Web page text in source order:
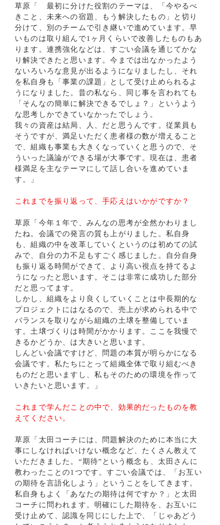
草原「 最初に分けた役割のテーマは、「今やるべ
きこと、未来への宿題、もう解決したもの」と切り
分けて、別のチームで引き継いで進めています。早
いものは取り組んで1ヶ月くらいで改善したものもあ
ります。連携強化などは、すごい会議を通じてかな
り解決できたと思います。今までは出なかったよう
ないろいろな意見が出るようになりましたし、それ
を私自身も「事業の課題」として受け止められるよ
うになりました。昔の私なら、同じ事を言われても
「そんなの簡単に解決できるでしょ？」というよう
な思考しかできていなかったでしょう。
我々の資産は結局、人、だと思うんです。従業員も
そうですが、満足いただく患者様の数が増えること
で、組織も事業も大きくなっていくと思うので、そ
ういった議論ができる場が大事です。現在は、患者
様満足を主なテーマにして話し合いを進めていま
す。」
これまでを振り返って、手応えはいかがですか？
草原「今年１年で、みんなの思考が全然かわりまし
たね。会議での発言の質も上がりました。私自身
も、組織の中を改革していくというのは初めての試
みで、自分の力不足もすごく感じました。自分自身
も振り返る時間ができて、より高い視点を持てるよ
うになったと思います。そこは非常に成功した部分
だと思ってます。
しかし、組織をより良くしていくことは中長期的な
プロジェクトにはなるので、売上が求められる中で
バランスを取りながら組織の土壌を整備していま
す。土壌づくりは時間がかかります。ここを我慢で
きるかどうか、は大きいと思います。
しんどい会議ですけど、問題の本質が明らかになる
会議です。私たちにとって組織全体で取り組むべき
ものだと思いますし、私もそのための環境を作って
いきたいと思います。」
これまで学んだことの中で、効果的だったものを教
えてください。
草原「太田コーチには、問題解決のために本当に大
事にしなければいけない概念など、たくさん教えて
いただきました。“期待”という概念も、太田さんに
教わったことの1つです。すごい会議では、「お互い
の期待を言語化しよう」ということをしてきます。
私自身もよく「あなたの期待は何ですか？」と太田
コーチに問われます。明確にした期待を、お互いに
受け止めて、認識を同じにした上で、「じゃあどう